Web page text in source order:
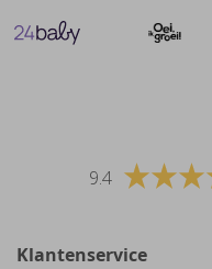
9.4
Klantenservice